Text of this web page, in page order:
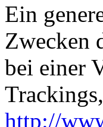
Ein
Zwecken
bei einer
http://